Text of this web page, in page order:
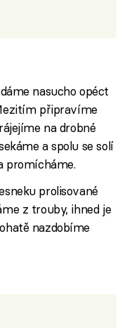
nasucho opéct
připravíme
na drobné
a spolu se solí
promícháme.
prolisované
z trouby, ihned je
nazdobíme